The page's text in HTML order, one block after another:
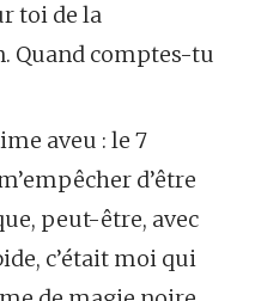
toi de la
Quand comptes-tu
aveu : le 7
d’être
peut-être, avec
c’était moi qui